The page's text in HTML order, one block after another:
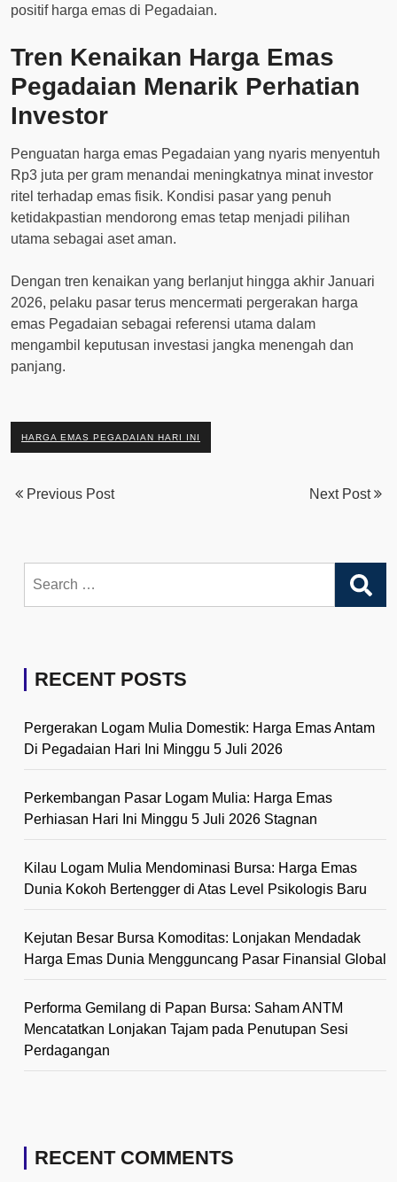
positif harga emas di Pegadaian.
Tren Kenaikan Harga Emas
Pegadaian Menarik Perhatian
Investor
Penguatan harga emas Pegadaian yang nyaris menyentuh
Rp3 juta per gram menandai meningkatnya minat investor
ritel terhadap emas fisik. Kondisi pasar yang penuh
ketidakpastian mendorong emas tetap menjadi pilihan
utama sebagai aset aman.
Dengan tren kenaikan yang berlanjut hingga akhir Januari
2026, pelaku pasar terus mencermati pergerakan harga
emas Pegadaian sebagai referensi utama dalam
mengambil keputusan investasi jangka menengah dan
panjang.
HARGA EMAS PEGADAIAN HARI INI
Previous Post Next Post
for:
RECENT POSTS
Pergerakan Logam Mulia Domestik: Harga Emas Antam
Di Pegadaian Hari Ini Minggu 5 Juli 2026
Perkembangan Pasar Logam Mulia: Harga Emas
Perhiasan Hari Ini Minggu 5 Juli 2026 Stagnan
Kilau Logam Mulia Mendominasi Bursa: Harga Emas
Dunia Kokoh Bertengger di Atas Level Psikologis Baru
Kejutan Besar Bursa Komoditas: Lonjakan Mendadak
Harga Emas Dunia Mengguncang Pasar Finansial Global
Performa Gemilang di Papan Bursa: Saham ANTM
Mencatatkan Lonjakan Tajam pada Penutupan Sesi
Perdagangan
RECENT COMMENTS